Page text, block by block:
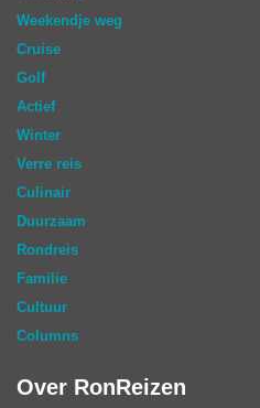
Weekendje weg
Cruise
Golf
Actief
Winter
Verre reis
Culinair
Duurzaam
Rondreis
Familie
Cultuur
Columns
Over RonReizen